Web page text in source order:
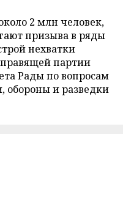
2 млн человек,
призыва в ряды
нехватки
правящей партии
Рады по вопросам
обороны и разведки